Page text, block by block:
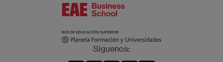
Síguenos: